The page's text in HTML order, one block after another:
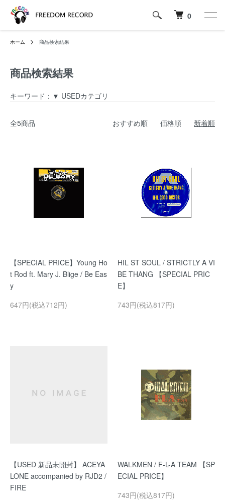
0
ホーム 商品検索結果
商品検索結果
キーワード：▼ USEDカテゴリ
全5商品 おすすめ順 価格順 新着順
【SPECIAL PRICE】Young Ho
t Rod ft. Mary J. Blige / Be Eas
y
647円(税込712円)
HIL ST SOUL / STRICTLY A VI
BE THANG 【SPECIAL PRIC
E】
743円(税込817円)
【USED 新品未開封】 ACEYA
LONE accompanied by RJD2 /
FIRE
WALKMEN / F-L-A TEAM 【SP
ECIAL PRICE】
743円(税込817円)